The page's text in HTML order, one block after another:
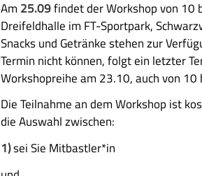
a
s
s
u
n
l
i
c
h
e
B
e
c
Am 25.09findet der Workshop von 10
Dreifeldhalle im FT-Sportpark,
Snacks und Getränke stehen zur
Termin nicht können, folgt ein letzter
Workshopreihe am 23.10, auch von 10
Die Teilnahme an dem Workshop ist
die Auswahl zwischen:
1)sei Sie Mitbastler*in